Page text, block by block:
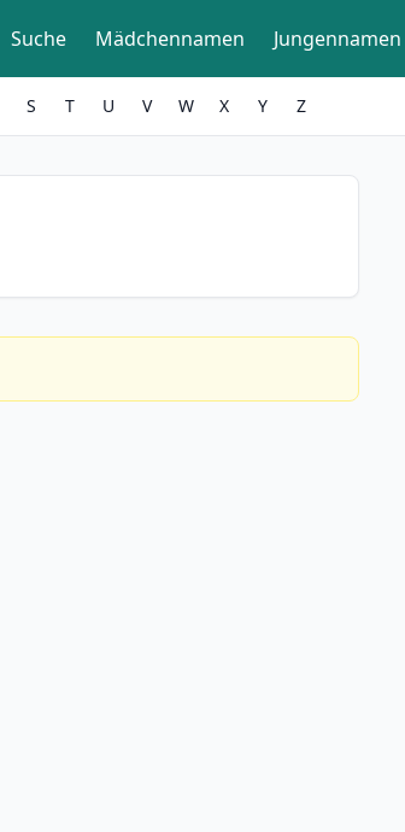
Suche Mädchennamen Jungennamen
S T U V W X Y Z